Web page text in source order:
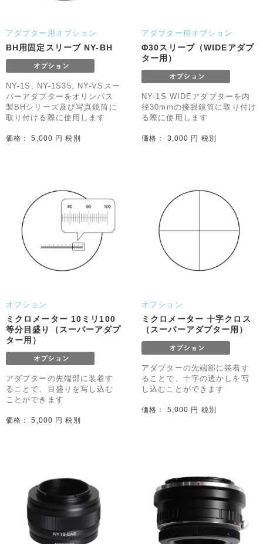
アダプター用オプション
BH用固定スリーブ NY-BH
NY-1S, NY-1S35, NY-VSスー
パーアダプターをオリンパス
製BHシリーズ及び写真鏡筒に
取り付ける際に使用します
価格： 5,000 円 税別
アダプター用オプション
Φ30スリーブ（WIDEアダプ
ター用）
NY-1S WIDEアダプターを内
径30mmの接眼鏡筒に取り付け
る際に使用します
価格： 3,000 円 税別
オプション
ミクロメーター 10ミリ100
等分目盛り（スーパーアダプ
ター用）
アダプターの先端部に装着す
ることで、目盛りを写し込む
ことができます
価格： 5,000 円 税別
オプション
ミクロメーター 十字クロス
（スーパーアダプター用）
アダプターの先端部に装着す
ることで、十字の透かしを写
し込むことができます
価格： 5,000 円 税別